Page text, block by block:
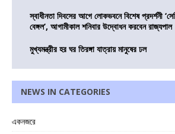
স্বাধীনতা দিবসের আগে লোকভবনে বিশেষ প্রদর্শনী
বেঙ্গল’, আগামীকাল শনিবার উদ্বোধন করবেন রাজ্যপাল
মুখ্যমন্ত্রীর হর ঘর তিরঙ্গা যাত্রায় মানুষের ঢল
NEWS IN CATEGORIES
একনজরে